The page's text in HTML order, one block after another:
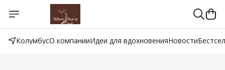
КолумбусО компанииИдеи для вдохновенияНовости